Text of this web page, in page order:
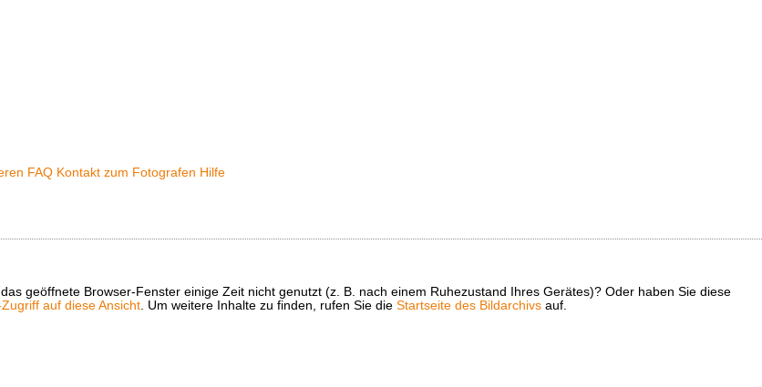
FAQ Kontakt zum Fotografen Hilfe
geöffnete Browser-Fenster einige Zeit nicht genutzt (z. B. nach einem Ruhezustand Ihres Gerätes)? Oder haben Sie diese
auf diese Ansicht. Um weitere Inhalte zu finden, rufen Sie die Startseite des Bildarchivs auf.